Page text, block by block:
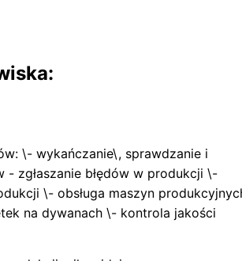
\- wykańczanie\, sprawdzanie i
- zgłaszanie błędów w produkcji \-
\- obsługa maszyn
na dywanach \- kontrola jakości